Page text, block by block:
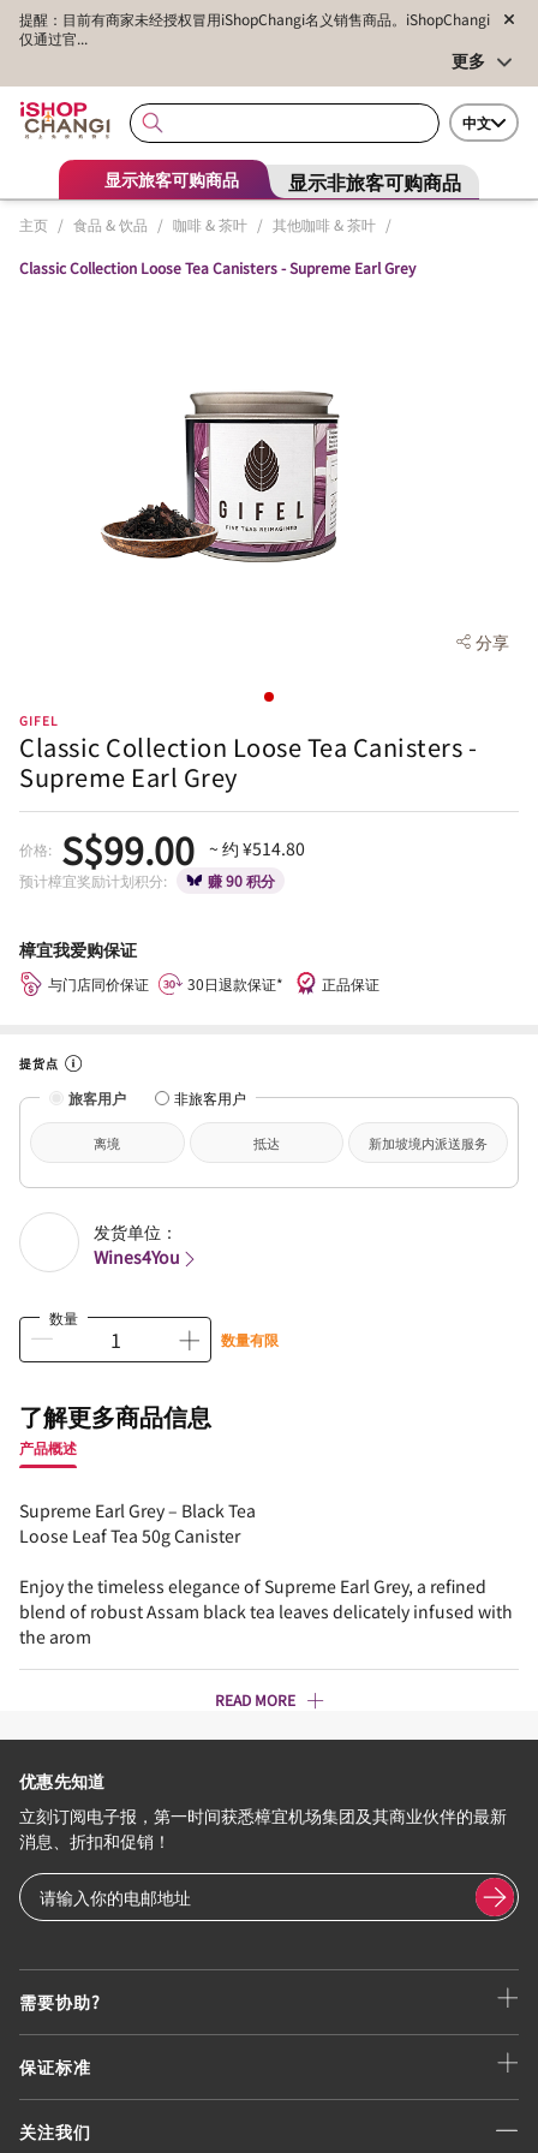
提醒：目前有商家未经授权冒用iShopChangi名义销售商品。iShopChangi
仅通过官...
更多
中文
显示旅客可购商品 显示非旅客可购商品
主页 / 食品 & 饮品 / 咖啡 & 茶叶 / 其他咖啡 & 茶叶 /
Classic Collection Loose Tea Canisters - Supreme Earl Grey
分享
GIFEL
Classic Collection Loose Tea Canisters -
Supreme Earl Grey
价格: S$99.00 ~ 约 ¥514.80
预计樟宜奖励计划积分: 赚 90 积分
樟宜我爱购保证
与门店同价保证 30日退款保证* 正品保证
提货点
旅客用户 非旅客用户
离境 抵达 新加坡境内派送服务
发货单位：
Wines4You
数量
数量有限
了解更多商品信息
产品概述
Supreme Earl Grey – Black Tea
Loose Leaf Tea 50g Canister
Enjoy the timeless elegance of Supreme Earl Grey, a refined
blend of robust Assam black tea leaves delicately infused with
the arom
READ MORE
需要协助?
保证标准
关注我们
优惠先知道
立刻订阅电子报，第一时间获悉樟宜机场集团及其商业伙伴的最新
消息、折扣和促销！